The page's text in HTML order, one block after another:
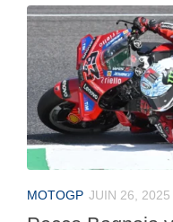
MOTOGP JUIN 26, 2025